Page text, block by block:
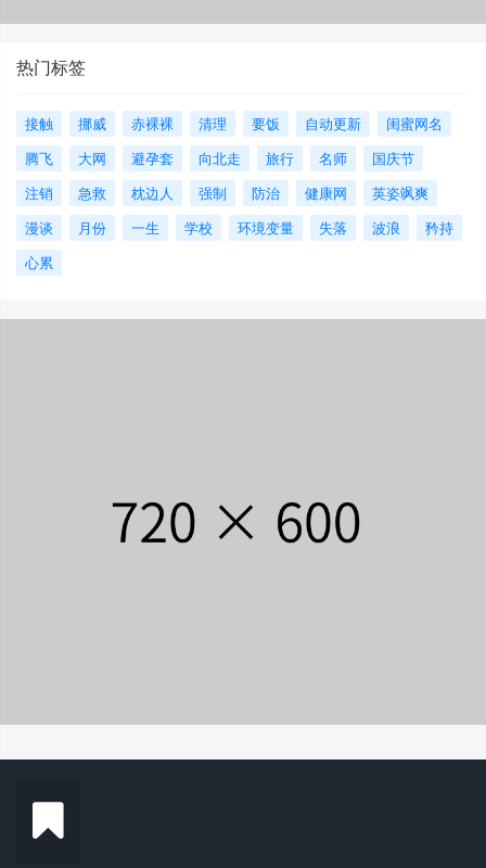
热门标签
接触 挪威 赤裸裸 清理 要饭 自动更新
闺蜜网名
腾飞
大网 避孕套 向北走 旅行 名师
国庆节
注销
急救 枕边人 强制 防治 健康网
英姿飒爽
漫谈
月份 一生 学校 环境变量 失落 波浪
矜持
心累